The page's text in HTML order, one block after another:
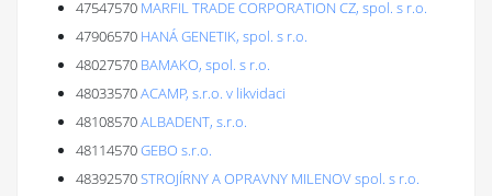
47547570 MARFIL TRADE CORPORATION CZ, spol. s r.o.
47906570 HANÁ GENETIK, spol. s r.o.
48027570 BAMAKO, spol. s r.o.
48033570ACAMP, s.r.o. v likvidaci
48108570ALBADENT, s.r.o.
48114570GEBO s.r.o.
48392570STROJÍRNY A OPRAVNY MILENOV spol. s r.o.